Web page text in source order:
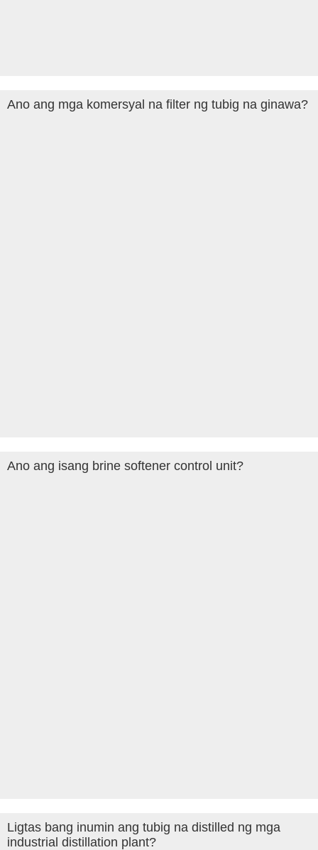
Ano ang mga komersyal na filter ng tubig na ginawa?
Ano ang isang brine softener control unit?
Ligtas bang inumin ang tubig na distilled ng mga
industrial distillation plant?